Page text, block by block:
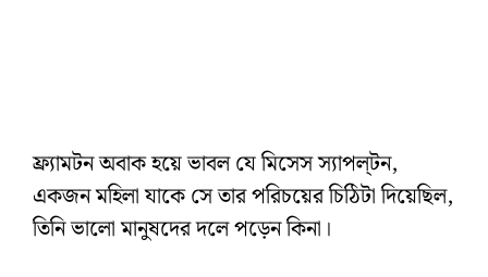
ফ্র্যামটন অবাক হয়ে ভাবল যে মিসেস স্যাপল্‌টন,
একজন মহিলা যাকে সে তার পরিচয়ের চিঠিটা দিয়েছিল,
তিনি ভালো মানুষদের দলে পড়েন কিনা।